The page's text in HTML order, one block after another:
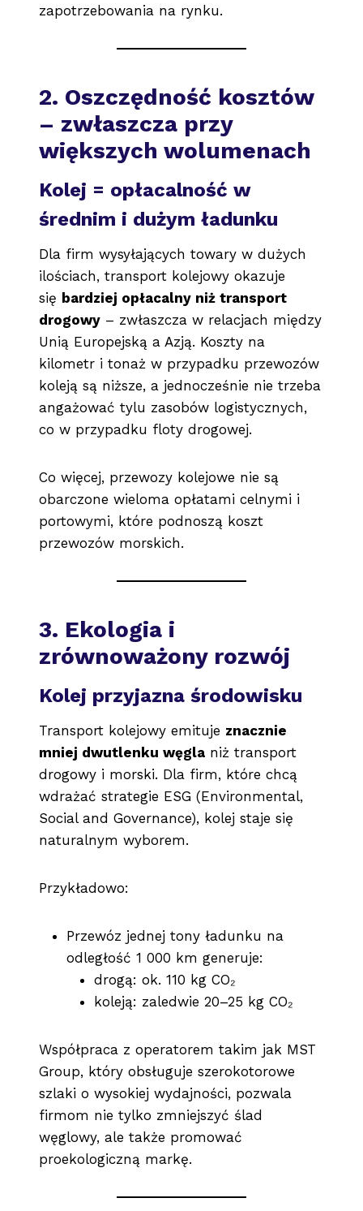
zapotrzebowania na rynku.
2. Oszczędność kosztów
– zwłaszcza przy
większych wolumenach
Kolej = opłacalność w
średnim i dużym ładunku
Dla firm wysyłających towary w dużych
ilościach, transport kolejowy okazuje
się bardziej opłacalny niż transport
drogowy – zwłaszcza w relacjach między
Unią Europejską a Azją. Koszty na
kilometr i tonaż w przypadku przewozów
koleją są niższe, a jednocześnie nie trzeba
angażować tylu zasobów logistycznych,
co w przypadku floty drogowej.
Co więcej, przewozy kolejowe nie są
obarczone wieloma opłatami celnymi i
portowymi, które podnoszą koszt
przewozów morskich.
3. Ekologia i
zrównoważony rozwój
Kolej przyjazna środowisku
Transport kolejowy emituje znacznie
mniej dwutlenku węgla niż transport
drogowy i morski. Dla firm, które chcą
wdrażać strategie ESG (Environmental,
Social and Governance), kolej staje się
naturalnym wyborem.
Przykładowo:
Przewóz jednej tony ładunku na
odległość 1 000 km generuje:
drogą: ok. 110 kg CO₂
koleją: zaledwie 20–25 kg CO₂
Współpraca z operatorem takim jak MST
Group, który obsługuje szerokotorowe
szlaki o wysokiej wydajności, pozwala
firmom nie tylko zmniejszyć ślad
węglowy, ale także promować
proekologiczną markę.